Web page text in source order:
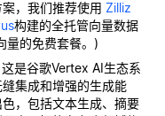
，我们推荐使用 Zilliz
构建的全托管向量数据
量的免费套餐。)
这是谷歌Vertex AI生态系
集成和增强的生成能
，包括文本生成、摘要